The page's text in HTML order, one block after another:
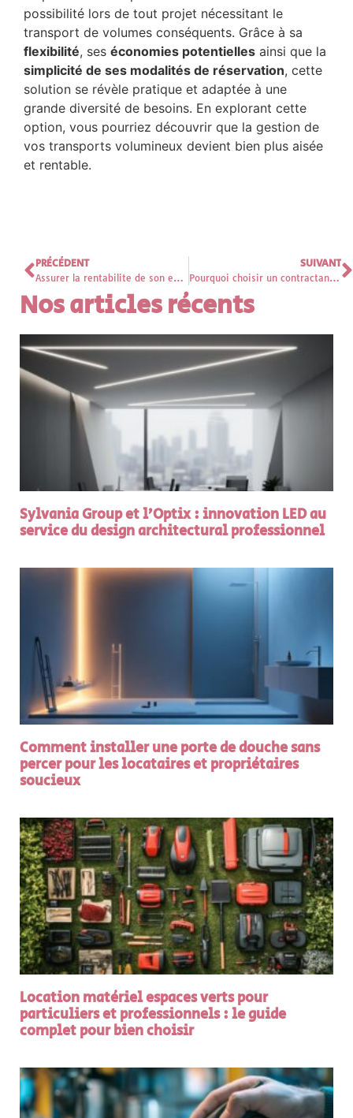
possibilité lors de tout projet nécessitant le
transport de volumes conséquents. Grâce à sa
flexibilité, ses économies potentielles ainsi que la
simplicité de ses modalités de réservation, cette
solution se révèle pratique et adaptée à une
grande diversité de besoins. En explorant cette
option, vous pourriez découvrir que la gestion de
vos transports volumineux devient bien plus aisée
et rentable.
PRÉCÉDENT
Assurer la rentabilite de son entreprise de renovation
SUIVANT
Pourquoi choisir un contractant général dans le Calvados pour votre extension de maison ?
Nos articles récents
Sylvania Group et l’Optix : innovation LED au
service du design architectural professionnel
Comment installer une porte de douche sans
percer pour les locataires et propriétaires
soucieux
Location matériel espaces verts pour
particuliers et professionnels : le guide
complet pour bien choisir